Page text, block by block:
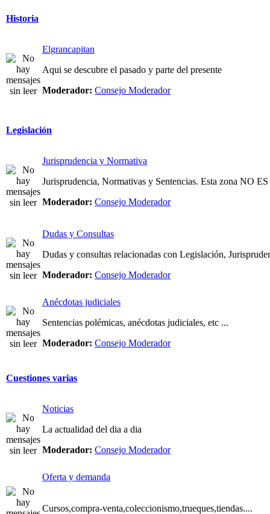
Historia
Elgrancapitan
Aqui se descubre el pasado y parte del presente
Moderador: Consejo Moderador
Legislación
Jurisprudencia y Normativa
Jurisprudencia, Normativas y Sentencias. Esta zona NO
Moderador: Consejo Moderador
Dudas y Consultas
Dudas y consultas relacionadas con Legislación,
Moderador: Consejo Moderador
Anécdotas judiciales
Sentencias polémicas, anécdotas judiciales, etc ...
Moderador: Consejo Moderador
Cuestiones varias
Noticias
La actualidad del dia a dia
Moderador: Consejo Moderador
Oferta y demanda
Cursos,compra-venta,coleccionismo,trueques,tiendas....